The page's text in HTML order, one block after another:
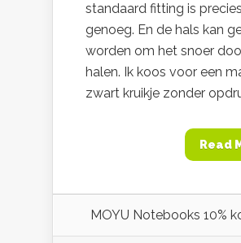
standaard fitting is
genoeg. En de hals kan
worden om het snoer
halen. Ik koos voor een
zwart kruikje zonder
Read
MOYU Notebooks 10%